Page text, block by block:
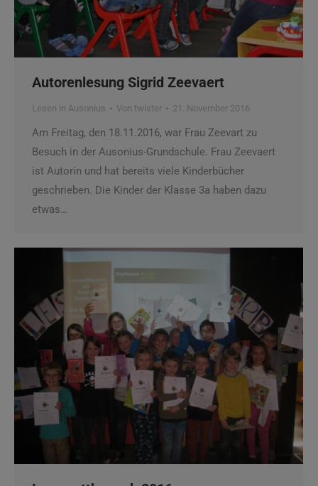
Autorenlesung Sigrid Zeevaert
Lesen in Ausonius Von twister 21. November 2016
Am Freitag, den 18.11.2016, war Frau Zeevart zu
Besuch in der Ausonius-Grundschule. Frau Zeevaert
ist Autorin und hat bereits viele Kinderbücher
geschrieben. Die Kinder der Klasse 3a haben dazu
etwas…